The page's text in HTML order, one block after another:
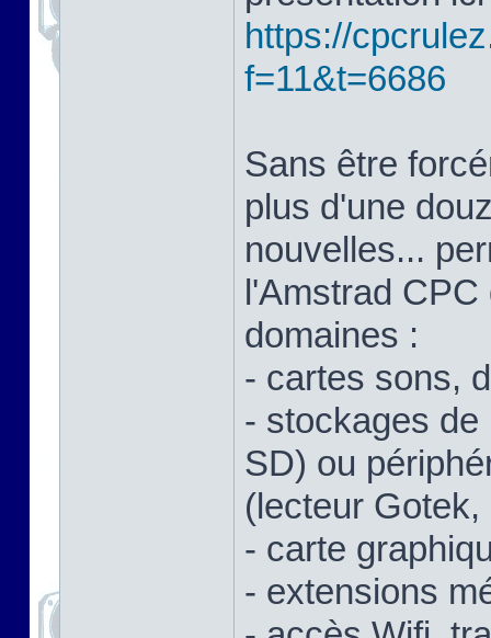
https://
f=11&t=6686
Sans être
plus d'une
nouvelles...
l'Amstrad
domaines :
- cartes sons,
- stockages
SD) ou
(lecteur
- carte
- extensions